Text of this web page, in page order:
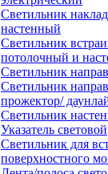
Светильник
настенный
Светильник
потолочный и
Светильник
Светильник
прожектор/
Светильник
Указатель световой
Светильник для
поверхностного